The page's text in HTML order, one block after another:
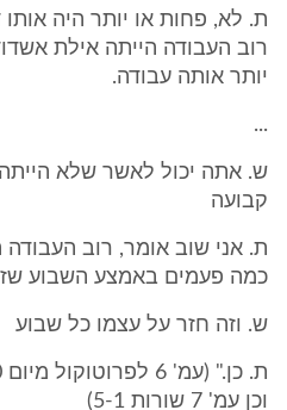
ת. לא, פחות או יותר היה
רוב העבודה הייתה אילת
יותר אותה עבודה.
...
ש. אתה יכול לאשר שלא
קבועה
ת. אני שוב אומר, רוב העבודה
כמה פעמים באמצע השבוע
ש. וזה חזר על עצמו כל שבוע
וכן עמ' 7 שורות 5-1)